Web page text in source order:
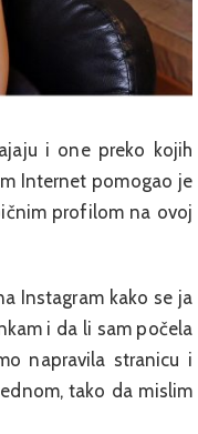
i one preko kojih
Internet pomogao je
profilom na ovoj
Instagram kako se ja
i da li sam počela
napravila stranicu i
tako da mislim